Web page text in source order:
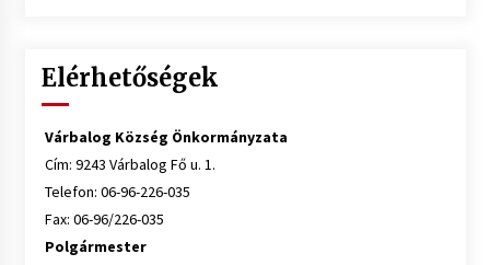
Elérhetőségek
Várbalog Község Önkormányzata
Cím: 9243 Várbalog Fő u. 1.
Telefon: 06-96-226-035
Fax: 06-96/226-035
Polgármester